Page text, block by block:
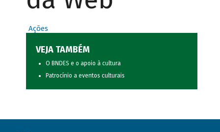
Ações
VEJA TAMBÉM
O BNDES e o apoio à cultura
Patrocínio a eventos culturais